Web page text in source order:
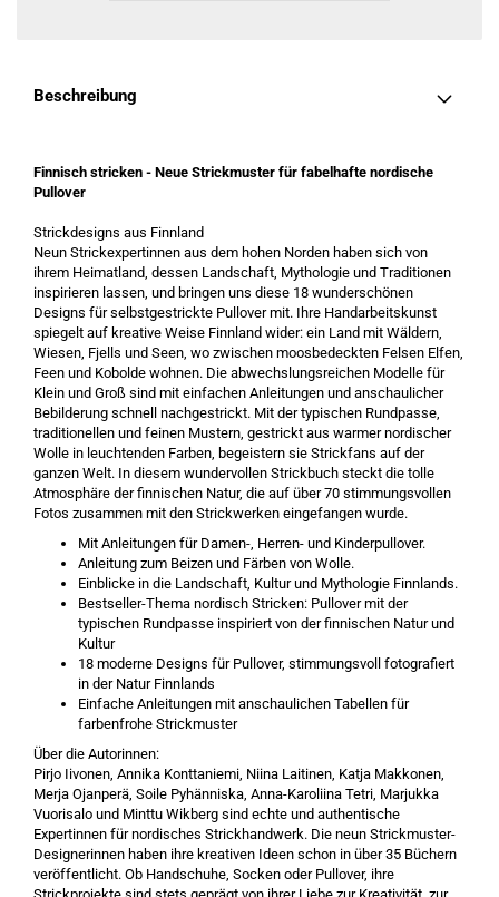
Beschreibung
Finnisch stricken - Neue Strickmuster für fabelhafte nordische
Pullover
Strickdesigns aus Finnland
Neun Strickexpertinnen aus dem hohen Norden haben sich von
ihrem Heimatland, dessen Landschaft, Mythologie und Traditionen
inspirieren lassen, und bringen uns diese 18 wunderschönen
Designs für selbstgestrickte Pullover mit. Ihre Handarbeitskunst
spiegelt auf kreative Weise Finnland wider: ein Land mit Wäldern,
Wiesen, Fjells und Seen, wo zwischen moosbedeckten Felsen Elfen,
Feen und Kobolde wohnen. Die abwechslungsreichen Modelle für
Klein und Groß sind mit einfachen Anleitungen und anschaulicher
Bebilderung schnell nachgestrickt. Mit der typischen Rundpasse,
traditionellen und feinen Mustern, gestrickt aus warmer nordischer
Wolle in leuchtenden Farben, begeistern sie Strickfans auf der
ganzen Welt. In diesem wundervollen Strickbuch steckt die tolle
Atmosphäre der finnischen Natur, die auf über 70 stimmungsvollen
Fotos zusammen mit den Strickwerken eingefangen wurde.
Mit Anleitungen für Damen-, Herren- und Kinderpullover.
Anleitung zum Beizen und Färben von Wolle.
Einblicke in die Landschaft, Kultur und Mythologie Finnlands.
Bestseller-Thema nordisch Stricken: Pullover mit der
typischen Rundpasse inspiriert von der finnischen Natur und
Kultur
18 moderne Designs für Pullover, stimmungsvoll fotografiert
in der Natur Finnlands
Einfache Anleitungen mit anschaulichen Tabellen für
farbenfrohe Strickmuster
Über die Autorinnen:
Pirjo Iivonen, Annika Konttaniemi, Niina Laitinen, Katja Makkonen,
Merja Ojanperä, Soile Pyhänniska, Anna-Karoliina Tetri, Marjukka
Vuorisalo und Minttu Wikberg sind echte und authentische
Expertinnen für nordisches Strickhandwerk. Die neun Strickmuster-
Designerinnen haben ihre kreativen Ideen schon in über 35 Büchern
veröffentlicht. Ob Handschuhe, Socken oder Pullover, ihre